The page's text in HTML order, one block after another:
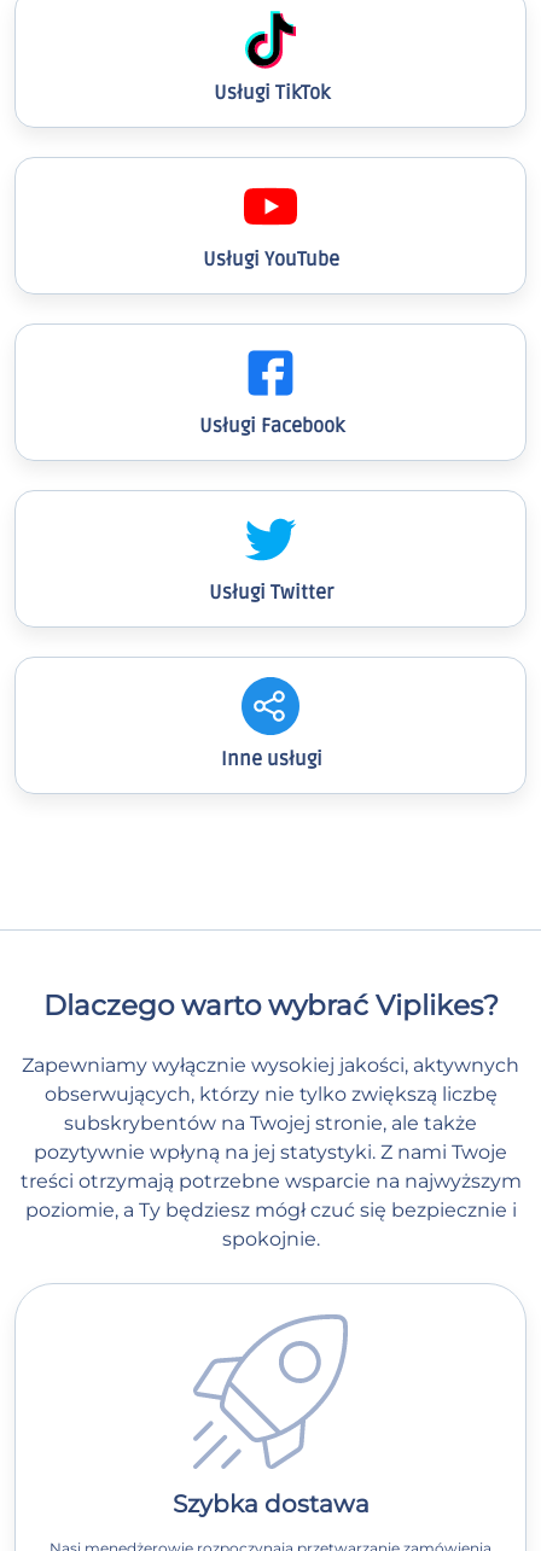
Usługi TikTok
Usługi YouTube
Usługi Facebook
Usługi Twitter
Inne usługi
Dlaczego warto wybrać Viplikes?
Zapewniamy wyłącznie wysokiej jakości, aktywnych
obserwujących, którzy nie tylko zwiększą liczbę
subskrybentów na Twojej stronie, ale także
pozytywnie wpłyną na jej statystyki. Z nami Twoje
treści otrzymają potrzebne wsparcie na najwyższym
poziomie, a Ty będziesz mógł czuć się bezpiecznie i
spokojnie.
Szybka dostawa